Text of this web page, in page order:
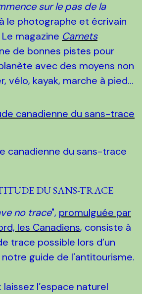
sur le pas de la
le photographe et écrivain
Le magazine Carnets
de bonnes pistes pour
avec des moyens non
vélo, kayak, marche à pied…
canadienne du sans-trace
DU SANS-TRACE
no trace", promulguée par
les Canadiens, consiste à
trace possible lors d’un
guide de l'antitourisme.
l’espace naturel